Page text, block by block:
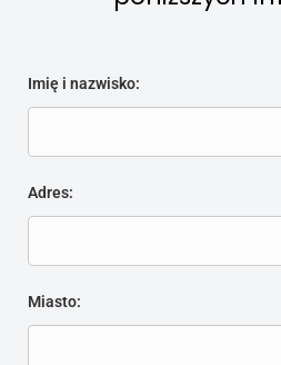
Imię i nazwisko:
Adres:
Miasto: